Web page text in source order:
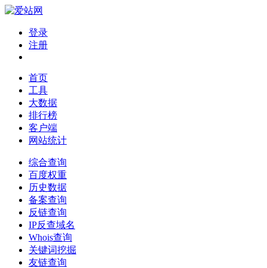
登录
注册
首页
工具
大数据
排行榜
客户端
网站统计
综合查询
百度权重
历史数据
备案查询
反链查询
IP反查域名
Whois查询
关键词挖掘
友链查询